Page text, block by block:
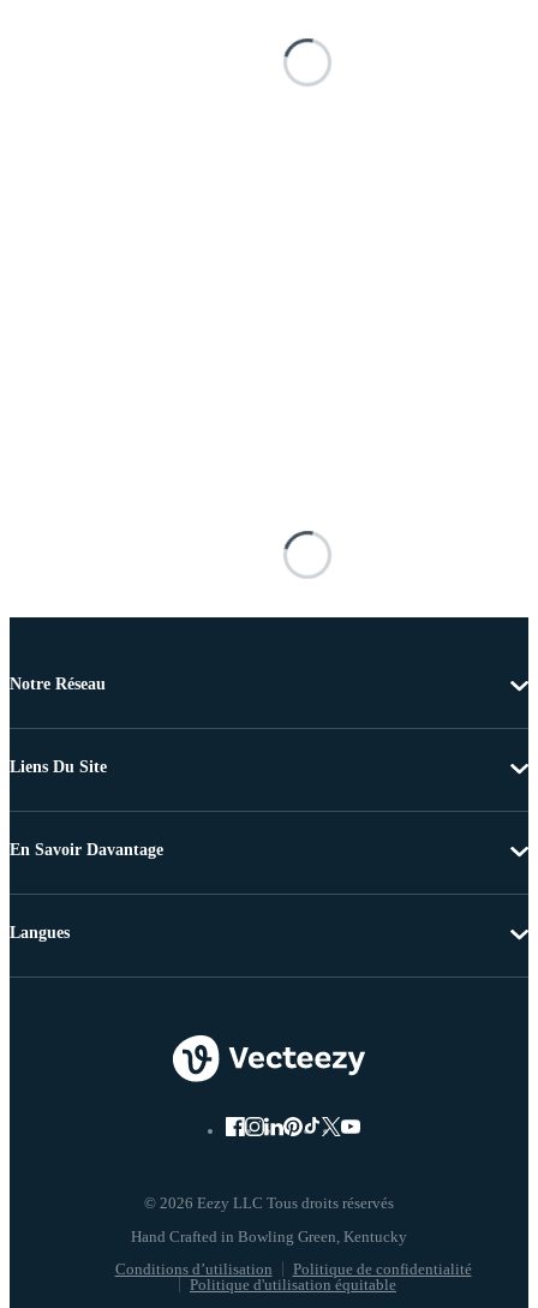
Notre Réseau
Liens Du Site
En Savoir Davantage
© 2026 Eezy LLC Tous droits réservés
Conditions d’utilisation
Politique de confidentialité
Politique d'utilisation équitable
Langues